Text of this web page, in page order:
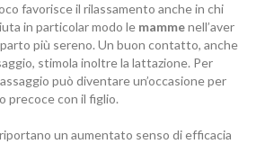
favorisce il rilassamento anche in chi
in particolar modo le mammenell’aver
più sereno. Un buon contatto, anche
stimola inoltre la lattazione. Per
può diventare un’occasione per
precoce con il figlio.
un aumentato senso di efficacia